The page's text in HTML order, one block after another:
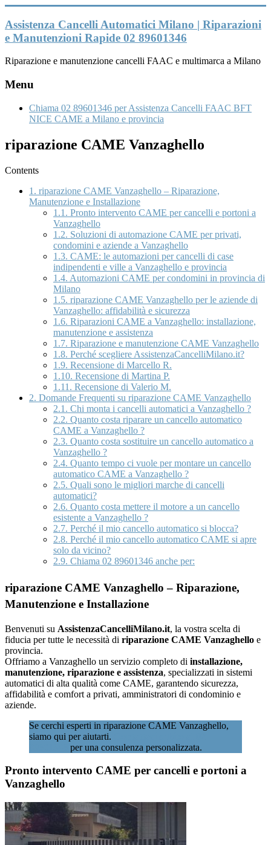
al
contenuto
Assistenza Cancelli Automatici Milano | Riparazioni
e Manutenzioni Rapide 02 89601346
Riparazione e manutenzione cancelli FAAC e multimarca a Milano
Menu
Chiama 02 89601346 per Assistenza Cancelli FAAC BFT
NICE CAME a Milano e provincia
riparazione CAME Vanzaghello
Contents
1. riparazione CAME Vanzaghello – Riparazione,
Manutenzione e Installazione
1.1. Pronto intervento CAME per cancelli e portoni a
Vanzaghello
1.2. Soluzioni di automazione CAME per privati,
condomini e aziende a Vanzaghello
1.3. CAME: le automazioni per cancelli di case
indipendenti e ville a Vanzaghello e provincia
1.4. Automazioni CAME per condomini in provincia di
Milano
1.5. riparazione CAME Vanzaghello per le aziende di
Vanzaghello: affidabilità e sicurezza
1.6. Riparazioni CAME a Vanzaghello: installazione,
manutenzione e assistenza
1.7. Riparazione e manutenzione CAME Vanzaghello
1.8. Perché scegliere AssistenzaCancelliMilano.it?
1.9. Recensione di Marcello R.
1.10. Recensione di Martina P.
1.11. Recensione di Valerio M.
2. Domande Frequenti su riparazione CAME Vanzaghello
2.1. Chi monta i cancelli automatici a Vanzaghello ?
2.2. Quanto costa riparare un cancello automatico
CAME a Vanzaghello ?
2.3. Quanto costa sostituire un cancello automatico a
Vanzaghello ?
2.4. Quanto tempo ci vuole per montare un cancello
automatico CAME a Vanzaghello ?
2.5. Quali sono le migliori marche di cancelli
automatici?
2.6. Quanto costa mettere il motore a un cancello
esistente a Vanzaghello ?
2.7. Perché il mio cancello automatico si blocca?
2.8. Perché il mio cancello automatico CAME si apre
solo da vicino?
2.9. Chiama 02 89601346 anche per:
riparazione CAME Vanzaghello – Riparazione,
Manutenzione e Installazione
Benvenuti su AssistenzaCancelliMilano.it, la vostra scelta di
fiducia per tutte le necessità di riparazione CAME Vanzaghello e
provincia.
Offriamo a Vanzaghello un servizio completo di installazione,
manutenzione, riparazione e assistenza, specializzati in sistemi
automatici di alta qualità come CAME, garantendo sicurezza,
affidabilità e comfort a privati, amministratori di condominio e
aziende.
Se cerchi esperti in riparazione CAME Vanzaghello,
siamo qui per aiutarti.
per una consulenza personalizzata.
Pronto intervento CAME per cancelli e portoni a
Vanzaghello